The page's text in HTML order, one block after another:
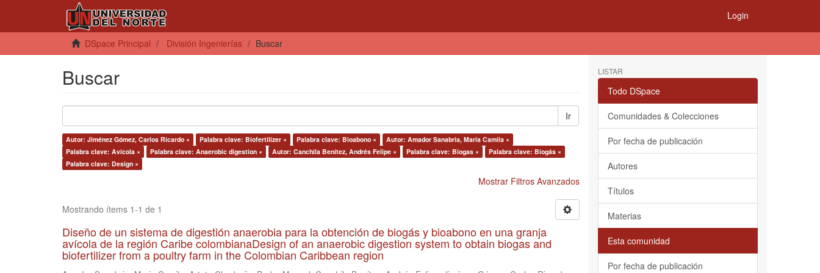
Login
DSpace Principal División Ingenierías Buscar
Buscar
Ir
Autor: Jiménez Gómez, Carlos Ricardo × Palabra clave: Biofertilizer × Palabra clave: Bioabono ×
Autor: Amador Sanabria, Maria Camila ×
Palabra clave: Avícola ×
Palabra clave: Anaerobic digestion × Autor: Canchila Benítez, Andrés Felipe × Palabra clave: Biogas ×
Palabra clave: Biogás ×
Palabra clave: Design ×
Mostrar Filtros Avanzados
Mostrando ítems 1-1 de 1
Diseño de un sistema de digestión anaerobia para la obtención de biogás y bioabono en una granja
avícola de la región Caribe colombianaDesign of an anaerobic digestion system to obtain biogas and
biofertilizer from a poultry farm in the Colombian Caribbean region
LISTAR
Todo DSpace
Comunidades & Colecciones
Por fecha de publicación
Autores
Títulos
Materias
Esta comunidad
Por fecha de publicación